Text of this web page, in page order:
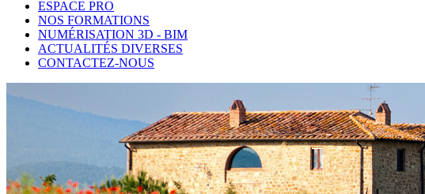
ESPACE PRO
NOS FORMATIONS
NUMÉRISATION 3D - BIM
ACTUALITÉS DIVERSES
CONTACTEZ-NOUS